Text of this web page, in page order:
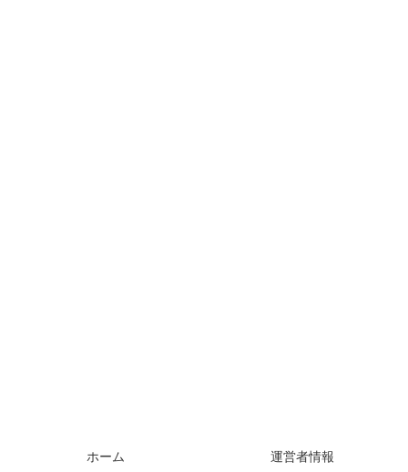
ホーム 運営者情報